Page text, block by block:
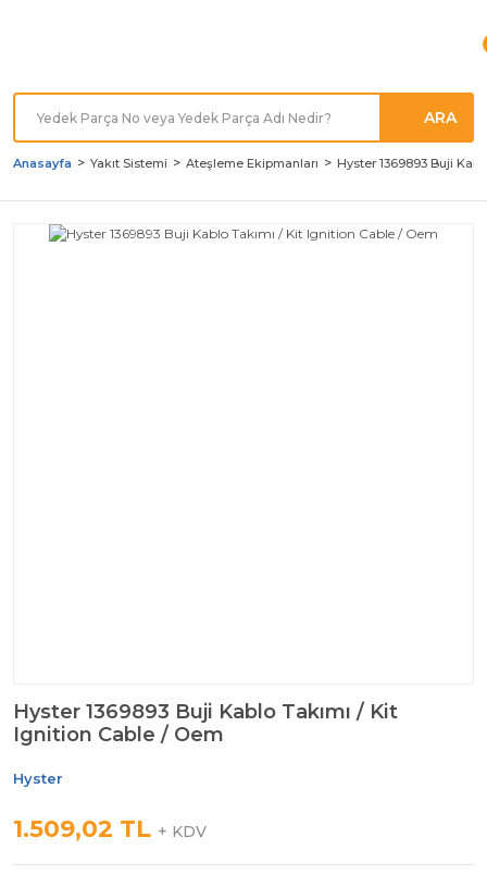
ARA
Anasayfa Yakıt Sistemi Ateşleme Ekipmanları Hyster 1369893 Buji
Hyster 1369893 Buji Kablo Takımı / Kit
Ignition Cable / Oem
Hyster
1.509,02 TL + KDV